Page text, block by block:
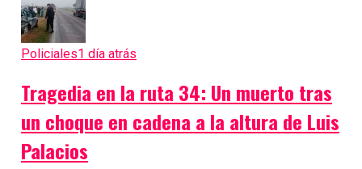
Policiales1 día atrás
Tragedia en la ruta 34: Un muerto tras
un choque en cadena a la altura de Luis
Palacios